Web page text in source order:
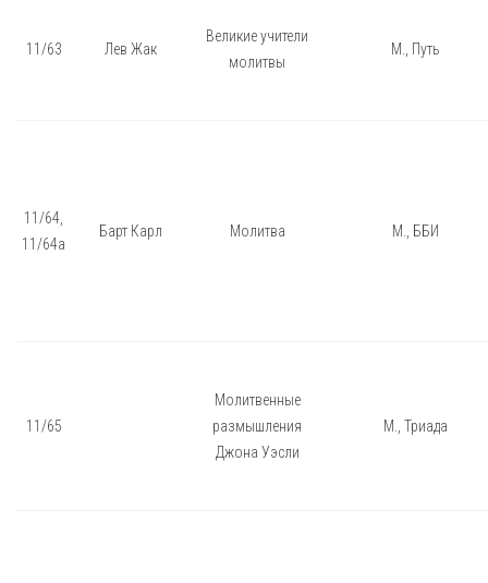
11/63 Лев Жак
Великие учители
молитвы
М., Путь
11/64,
11/64а
Барт Карл Молитва М., ББИ
11/65
Молитвенные
размышления
Джона Уэсли
М., Триада